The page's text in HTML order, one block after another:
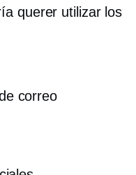
querer utilizar los
correo